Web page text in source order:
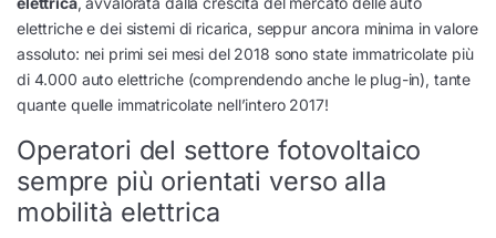
elettriche e dei sistemi di ricarica, seppur ancora minima in valore
assoluto: nei primi sei mesi del 2018 sono state immatricolate più
di 4.000 auto elettriche (comprendendo anche le plug-in), tante
quante quelle immatricolate nell’intero 2017!
Operatori del settore fotovoltaico
sempre più orientati verso alla
mobilità elettrica